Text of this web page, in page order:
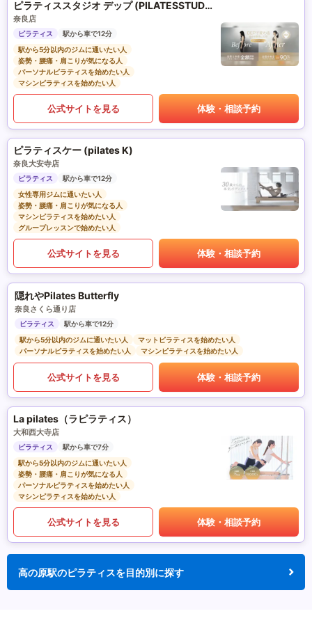
ピラティススタジオ デップ (PILATESSTUDIO DEP)
奈良店
ピラティス
駅から車で12分
駅から5分以内のジムに通いたい人
姿勢・腰痛・肩こりが気になる人
パーソナルピラティスを始めたい人
マシンピラティスを始めたい人
公式サイトを見る 体験・相談予約
ピラティスケー (pilates K)
奈良大安寺店
ピラティス
駅から車で12分
女性専用ジムに通いたい人
姿勢・腰痛・肩こりが気になる人
マシンピラティスを始めたい人
グループレッスンで始めたい人
公式サイトを見る 体験・相談予約
隠れやPilates Butterfly
奈良さくら通り店
ピラティス
駅から車で12分
駅から5分以内のジムに通いたい人
マットピラティスを始めたい人
パーソナルピラティスを始めたい人
マシンピラティスを始めたい人
公式サイトを見る 体験・相談予約
La pilates（ラピラティス）
大和西大寺店
ピラティス
駅から車で7分
駅から5分以内のジムに通いたい人
姿勢・腰痛・肩こりが気になる人
パーソナルピラティスを始めたい人
マシンピラティスを始めたい人
公式サイトを見る 体験・相談予約
高の原駅のピラティスを目的別に探す